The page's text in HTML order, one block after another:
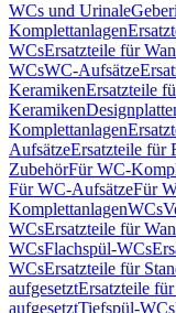
WCs und Urinale
Komplettanlagen
WCsErsatzteile für
WCsWC-Aufsätze
KeramikenErsatzteile
Keramiken
Komplettanlagen
AufsätzeErsatzteile für
ZubehörFür WC-
Für WC-AufsätzeFür
KomplettanlagenWCs
WCsErsatzteile für
WCsFlachspül-WCs
WCsErsatzteile für
aufgesetztErsatzteile
aufgesetztTiefspül-WCs